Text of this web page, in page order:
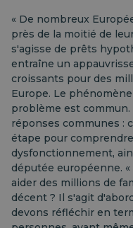
« De nombreux
près de la moitié de
s'agisse de prêts
entraîne un
croissants pour des
Europe. Le
problème est
réponses communes :
étape pour
dysfonctionnement,
députée européenne.
aider des millions de
décent ? Il s'agit
devons réfléchir en